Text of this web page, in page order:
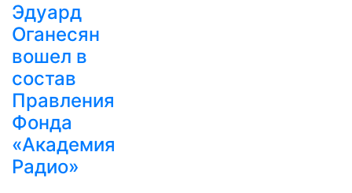
Эдуард
Оганесян
вошел в
состав
Правления
Фонда
«Академия
Радио»